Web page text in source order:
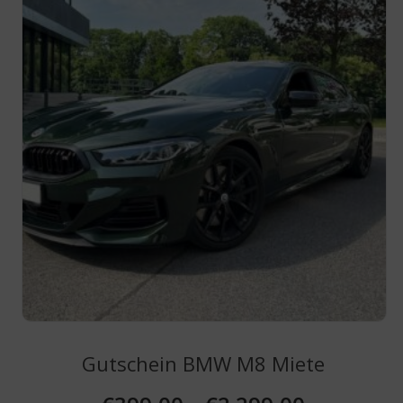
Optionen
können
auf
der
Produktseite
gewählt
Gutschein BMW M8 Miete